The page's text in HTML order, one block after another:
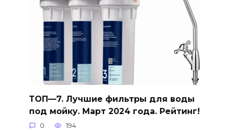
ТОП—7. Лучшие фильтры для воды
под мойку. Март 2024 года. Рейтинг!
0 194